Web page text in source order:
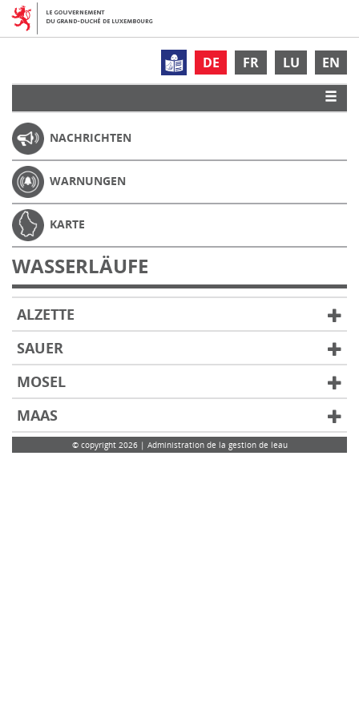
DE FR LU EN
NACHRICHTEN
WARNUNGEN
KARTE
WASSERLÄUFE
ALZETTE
SAUER
MOSEL
MAAS
© copyright 2026 | Administration de la gestion de leau